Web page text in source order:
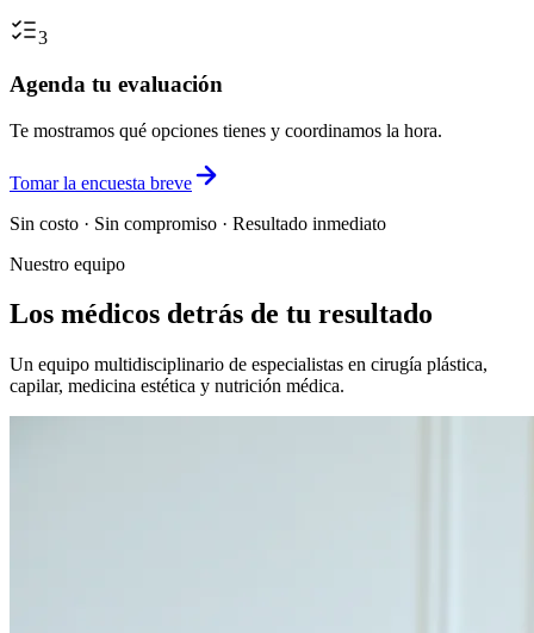
3
Agenda tu evaluación
Te mostramos qué opciones tienes y coordinamos la hora.
Tomar la encuesta breve
Sin costo · Sin compromiso · Resultado inmediato
Nuestro equipo
Los médicos detrás de tu resultado
Un equipo multidisciplinario de especialistas en cirugía plástica,
capilar, medicina estética y nutrición médica.